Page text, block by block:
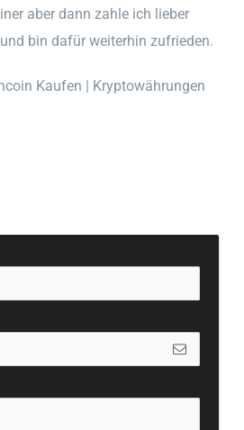
aber dann zahle ich lieber
bin dafür weiterhin zufrieden.
Kaufen | Kryptowährungen